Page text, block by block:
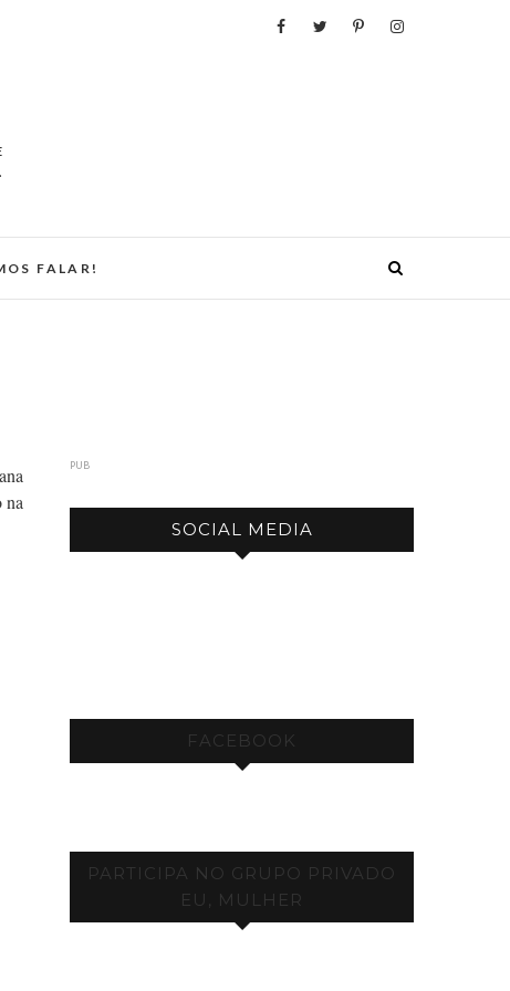
FALAR!
na
PUB
SOCIAL MEDIA
FACEBOOK
PARTICIPA NO GRUPO PRIVADO
EU, MULHER